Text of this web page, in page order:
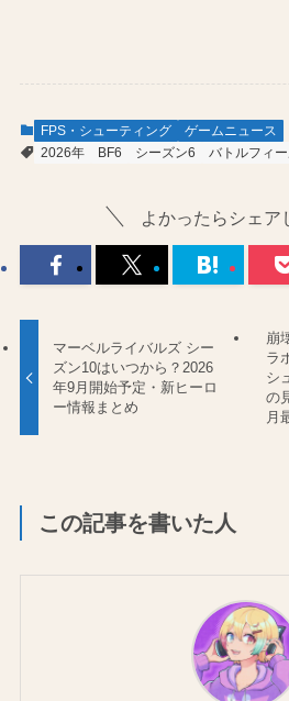
FPS・シューティング
ゲームニュース
2026年
BF6 シーズン6 バトルフィ
よかったらシェア
マーベルライバルズ シー
ズン10はいつから？2026
年9月開始予定・新ヒーロ
ー情報まとめ
崩
ラ
シ
の
月
この記事を書いた人